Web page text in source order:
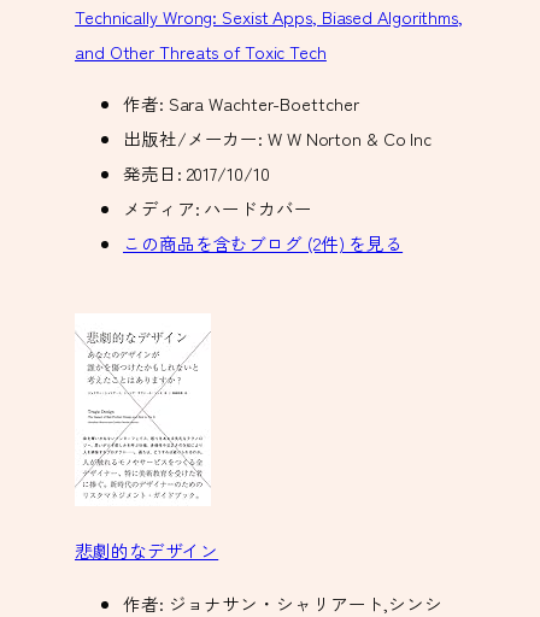
Technically Wrong: Sexist Apps, Biased Algorithms,
and Other Threats of Toxic Tech
作者: Sara Wachter-Boettcher
出版社/メーカー: W W Norton & Co Inc
発売日: 2017/10/10
メディア: ハードカバー
この商品を含むブログ (2件) を見る
悲劇的なデザイン
作者: ジョナサン・シャリアート,シンシ